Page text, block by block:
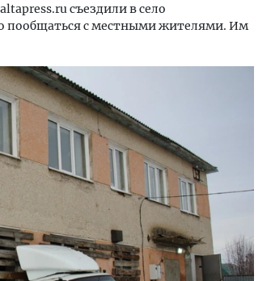
съездили в село
пообщаться с местными жителями. Им
идей.
Ищем новые берега.